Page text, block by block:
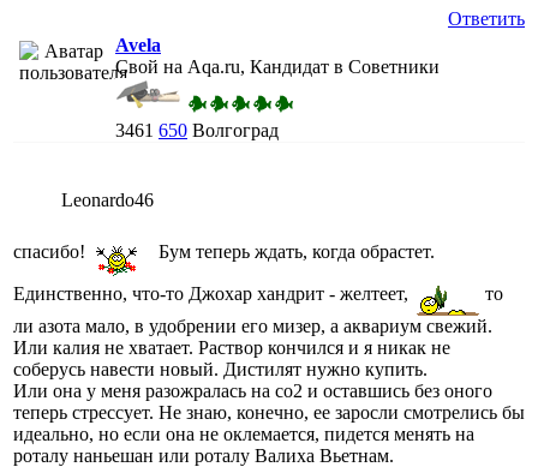
Ответить
Avela
Свой на Aqa.ru, Кандидат в Советники
3461 650 Волгоград
Leonardo46
спасибо! Бум теперь ждать, когда обрастет.
Единственно, что-то Джохар хандрит - желтеет,
то
ли азота мало, в удобрении его мизер, а аквариум свежий.
Или калия не хватает. Раствор кончился и я никак не
соберусь навести новый. Дистилят нужно купить.
Или она у меня разожралась на со2 и оставшись без оного
теперь стрессует. Не знаю, конечно, ее заросли смотрелись бы
идеально, но если она не оклемается, пидется менять на
роталу наньешан или роталу Валиха Вьетнам.